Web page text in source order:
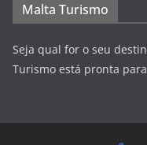
Malta Turismo
Seja qual for o seu
Turismo está pronta